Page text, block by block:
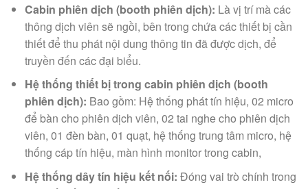
Cabin phiên dịch (booth phiên dịch): Là vị trí mà các
thông dịch viên sẽ ngồi, bên trong chứa các thiết bị cần
thiết để thu phát nội dung thông tin đã được dịch, để
truyền đến các đại biểu.
Hệ thống thiết bị trong cabin phiên dịch (booth
phiên dịch): Bao gồm: Hệ thống phát tín hiệu, 02 micro
để bàn cho phiên dịch viên, 02 tai nghe cho phiên dịch
viên, 01 đèn bàn, 01 quạt, hệ thống trung tâm micro, hệ
thống cáp tín hiệu, màn hình monitor trong cabin,
Hệ thống dây tín hiệu kết nối: Đóng vai trò chính trong